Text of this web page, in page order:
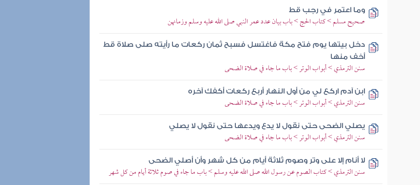
وما اعتمر في رجب قط
صحيح مسلم > كتاب الحج > باب بيان عدد عمر النبي صلى الله عليه وسلم وزمانهن
دخل بيتها يوم فتح مكة فاغتسل فسبح ثمان ركعات ما رأيته صلى صلاة قط
أخف منها
سنن الترمذي > أبواب الوتر > باب ما جاء في صلاة الضحى
ابن آدم اركع لي من أول النهار أربع ركعات أكفك آخره
سنن الترمذي > أبواب الوتر > باب ما جاء في صلاة الضحى
يصلي الضحى حتى نقول لا يدع ويدعها حتى نقول لا يصلي
سنن الترمذي > أبواب الوتر > باب ما جاء في صلاة الضحى
لا أنام إلا على وتر وصوم ثلاثة أيام من كل شهر وأن أصلي الضحى
سنن الترمذي > كتاب الصوم عن رسول الله صلى الله عليه وسلم > باب ما جاء في صوم ثلاثة أيام من كل شهر